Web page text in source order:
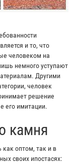
и то, что
человеком на
немного уступают
Другими
человек
решение
его имитации.
камня
оптом, так и в
своих ипостасях: